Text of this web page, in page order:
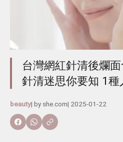
台灣網紅針清後爛
針清迷思你要知 1
beauty| by she.com| 2025-01-22